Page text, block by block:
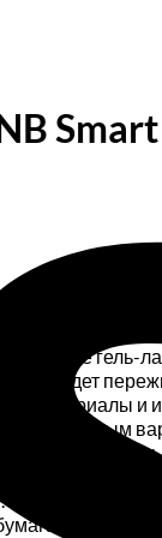
не
будет
материалы
отличным
может
все
тишью —